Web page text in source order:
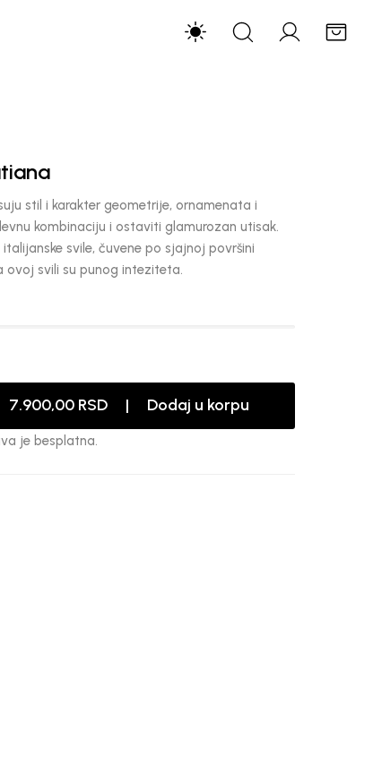
stil i karakter geometrije, ornamenata i
kombinaciju i ostaviti glamurozan utisak.
svile, čuvene po sjajnoj površini
ovoj svili su punog inteziteta.
7.900,00 RSD | Dodaj u korpu
je besplatna.